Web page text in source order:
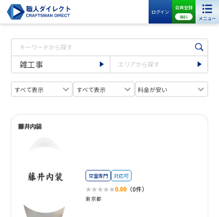
ログイン
会員登録
無料 メニュー
藤井内装
空室専門 対応可
0.00 （0件）
東京都